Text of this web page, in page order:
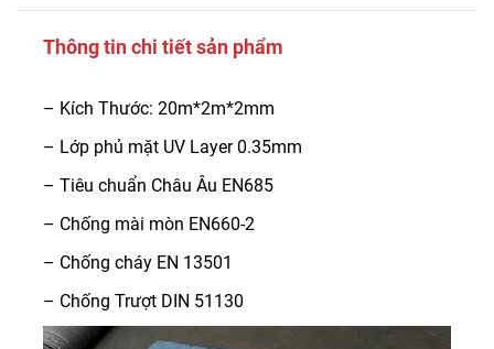
Thông tin chi tiết sản phẩm
– Kích Thước: 20m*2m*2mm
– Lớp phủ mặt UV Layer 0.35mm
– Tiêu chuẩn Châu Âu EN685
– Chống mài mòn EN660-2
– Chống cháy EN 13501
– Chống Trượt DIN 51130